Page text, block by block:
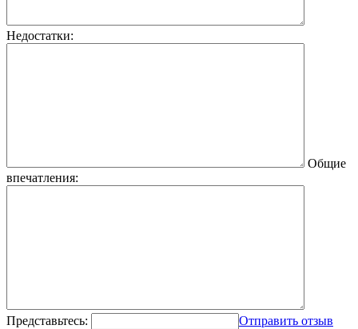
Недостатки:
Общие
впечатления:
Представьтесь: Отправить отзыв